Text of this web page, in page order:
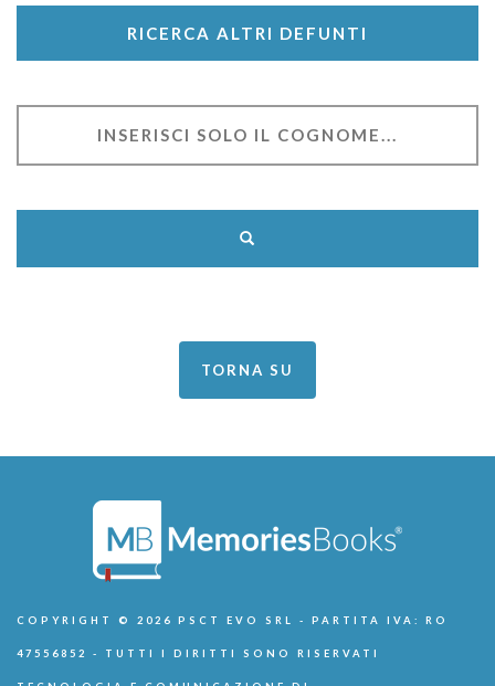
RICERCA ALTRI DEFUNTI
TORNA SU
COPYRIGHT © 2026 PSCT EVO SRL - PARTITA IVA: RO
47556852 - TUTTI I DIRITTI SONO RISERVATI